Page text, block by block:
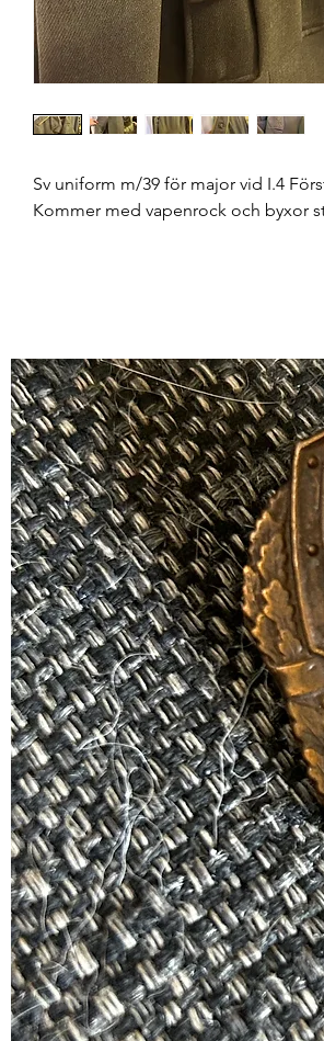
Sv uniform m/39 för major vid I.4
Kommer med vapenrock och byxor